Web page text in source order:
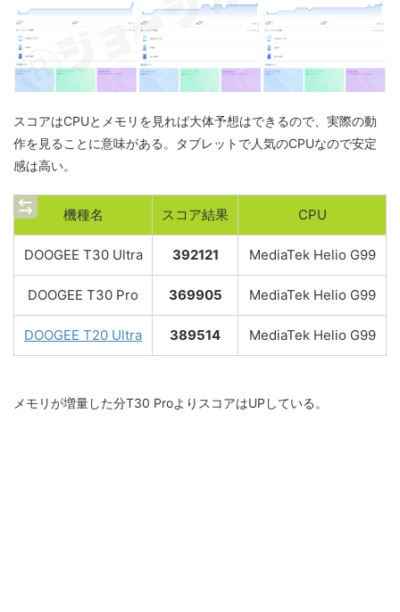
スコアはCPUとメモリを見れば大体予想はできるので、実際の動
作を見ることに意味がある。タブレットで人気のCPUなので安定
感は高い。
機種名 スコア結果 CPU
DOOGEE T30 Ultra 392121 MediaTek Helio G99
DOOGEE T30 Pro 369905 MediaTek Helio G99
DOOGEE T20 Ultra 389514 MediaTek Helio G99
メモリが増量した分T30 ProよりスコアはUPしている。